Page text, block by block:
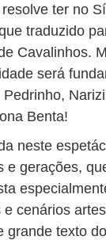
ter no
traduzido
Cavalinhos.
será
Benta!
neste
e gerações,
cenários
grande texto